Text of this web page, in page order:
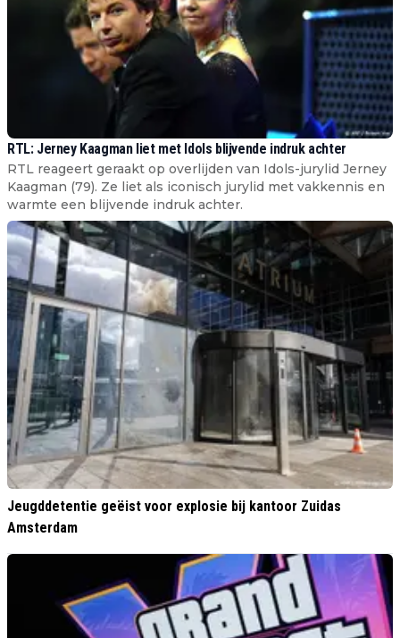
RTL: Jerney Kaagman liet met Idols blijvende indruk achter
RTL reageert geraakt op overlijden van Idols-jurylid Jerney
Kaagman (79). Ze liet als iconisch jurylid met vakkennis en
warmte een blijvende indruk achter.
Jeugddetentie geëist voor explosie bij kantoor Zuidas
Amsterdam